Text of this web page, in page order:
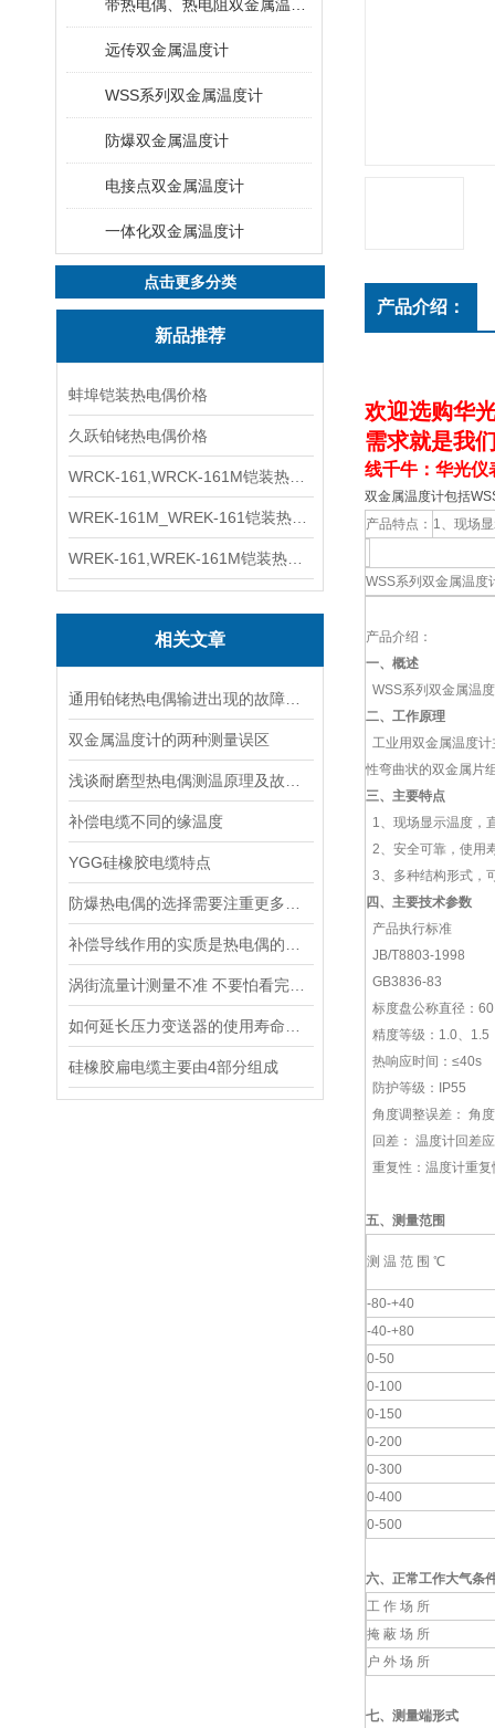
远传双金属温度计
WSS系列双金属温度计
防爆双金属温度计
电接点双金属温度计
一体化双金属温度计
点击更多分类
新品推荐
蚌埠铠装热电偶价格
久跃铂铑热电偶价格
相关文章
双金属温度计的两种测量误区
补偿电缆不同的缘温度
YGG硅橡胶电缆特点
硅橡胶扁电缆主要由4部分组成
产品介绍：
欢迎选购华
需求就是我
线千牛：华光仪
双金属温度计包括
产品特点： 1、现场
WSS系列双金属温度
产品介绍：
一、概述
WSS系列双金属温
二、工作原理
工业用双金属温度
性弯曲状的双金属片
三、 主要特点
1、现场显示温度，
2、安全可靠，使用
3、多种结构形式，
四、主要技术参数
产品执行标准
JB/T8803-1998
GB3836-83
标度盘公称直径：
精度等级：1.0、1.5
热响应时间：≤40s
防护等级：IP55
角度调整误差： 角
回差： 温度计回差
重复性：温度计重
五、测量范围
测 温 范 围 ℃
-80-+40
-40-+80
0-50
0-100
0-150
0-200
0-300
0-400
0-500
六、 正常工作大气条
工 作 场 所
掩 蔽 场 所
户 外 场 所
七、 测量端形式